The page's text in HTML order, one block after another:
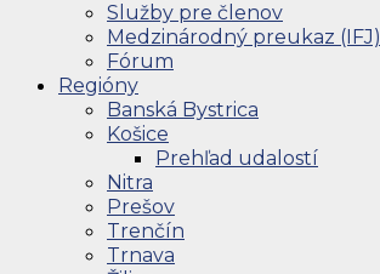
Služby pre členov
Medzinárodný preukaz (IFJ)
Fórum
Regióny
Banská Bystrica
Košice
Prehľad udalostí
Nitra
Prešov
Trenčín
Trnava